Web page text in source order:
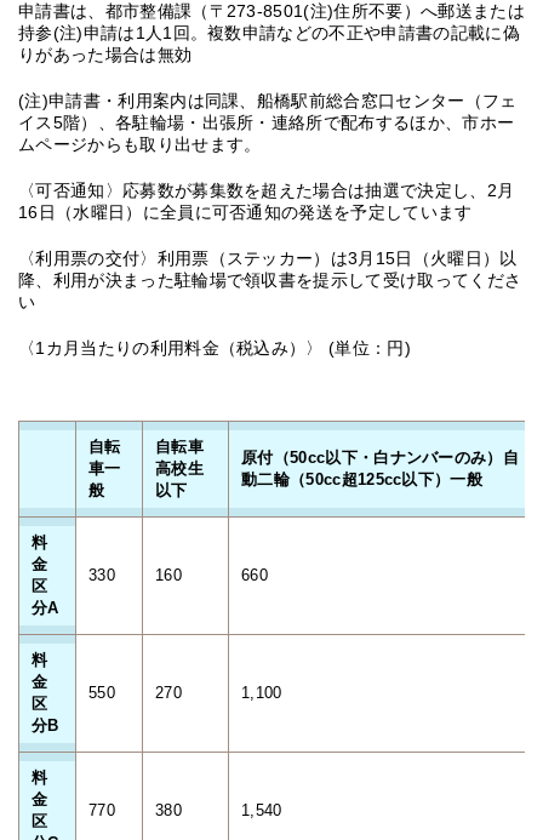
申請書は、都市整備課（〒273-8501(注)住所不要）へ郵送または
持参(注)申請は1人1回。複数申請などの不正や申請書の記載に偽
りがあった場合は無効
(注)申請書・利用案内は同課、船橋駅前総合窓口センター（フェ
イス5階）、各駐輪場・出張所・連絡所で配布するほか、市ホー
ムページからも取り出せます。
〈可否通知〉応募数が募集数を超えた場合は抽選で決定し、2月
16日（水曜日）に全員に可否通知の発送を予定しています
〈利用票の交付〉利用票（ステッカー）は3月15日（火曜日）以
降、利用が決まった駐輪場で領収書を提示して受け取ってくださ
い
〈1カ月当たりの利用料金（税込み）〉 (単位：円)
自転
車一
般
自転車
高校生
以下
原付（50cc以下・白ナンバーのみ）自
動二輪（50cc超125cc以下）一般
料
金
区
分A
330 160 660
料
金
区
分B
550 270 1,100
料
金
区
770 380 1,540